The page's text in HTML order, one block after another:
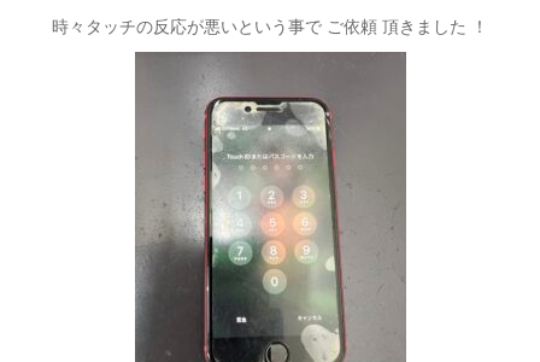
時々タッチの反応が悪いという事で ご依頼 頂きました ！